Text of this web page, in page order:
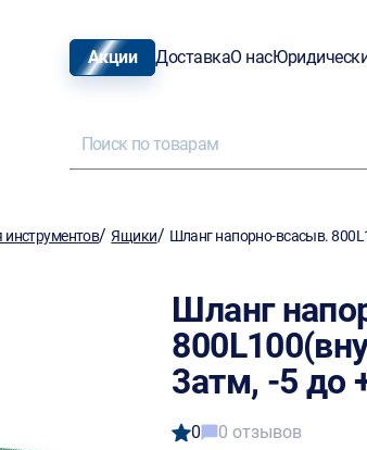
Акции ДоставкаО нас
/Ящики/ Шланг напорно-всасыв.
Шланг
3атм, -5 до
0 0 отзывов